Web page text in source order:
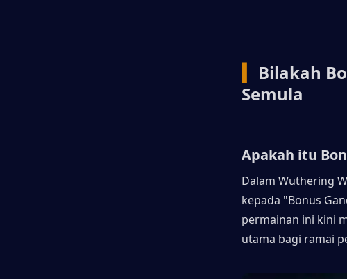
Bilakah
Semula
Apakah itu
Dalam Wuthering
kepada "Bonus
permainan ini kini
utama bagi ramai